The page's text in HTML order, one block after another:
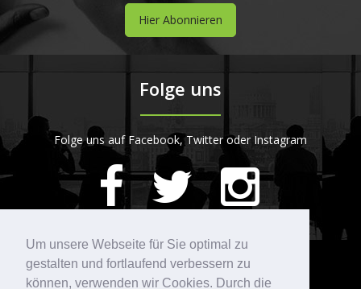
Um unsere Webseite für Sie optimal zu
gestalten und fortlaufend verbessern zu
können, verwenden wir Cookies. Durch die
Hier Abonnieren
Folge uns
Folge uns auf Facebook, Twitter oder Instagram
STARTPLATZ
420Bewertungen auf ProvenExpert.com
Kontakt